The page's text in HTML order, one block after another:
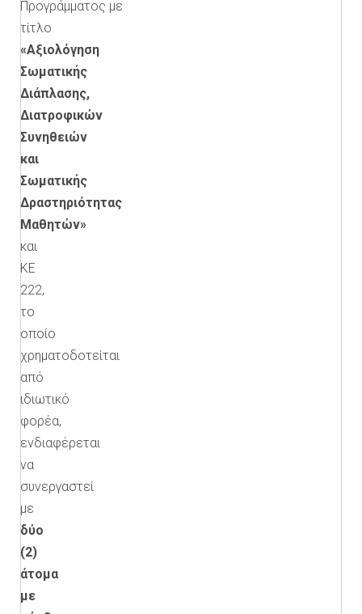
Προγράμματος με
τίτλο
«Αξιολόγηση
Σωματικής
Διάπλασης,
Διατροφικών
Συνηθειών
και
Σωματικής
Δραστηριότητας
Μαθητών»
και
ΚΕ
222,
το
οποίο
χρηματοδοτείται
από
ιδιωτικό
φορέα,
ενδιαφέρεται
να
συνεργαστεί
με
δύο
(2)
άτομα
με